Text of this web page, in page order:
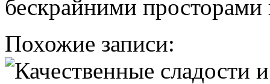
бескрайними
Похожие записи: